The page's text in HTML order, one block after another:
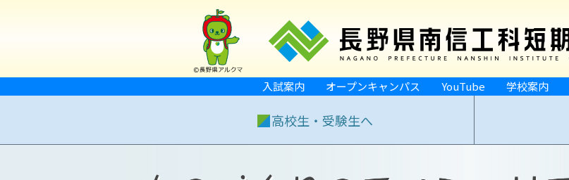
入試案内 オープンキャンパス YouTube 学校案内
高校生・受験生へ